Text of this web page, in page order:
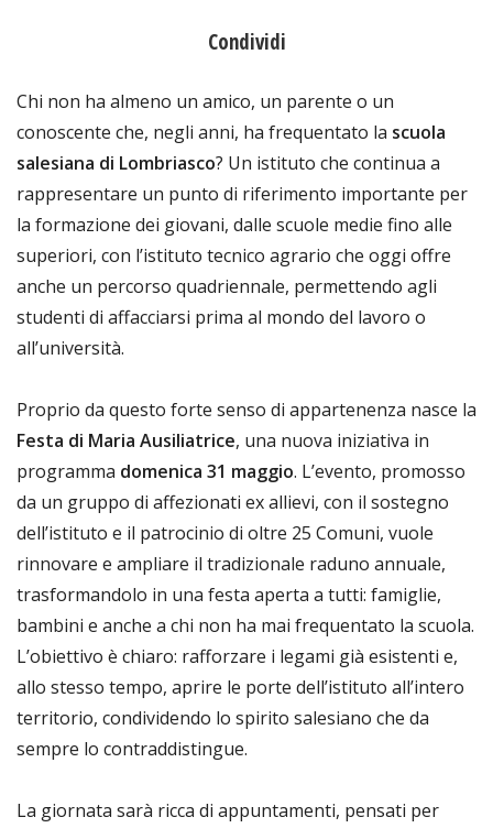
Condividi
Chi non ha almeno un amico, un parente o un
conoscente che, negli anni, ha frequentato la scuola
salesiana di Lombriasco? Un istituto che continua a
rappresentare un punto di riferimento importante per
la formazione dei giovani, dalle scuole medie fino alle
superiori, con l’istituto tecnico agrario che oggi offre
anche un percorso quadriennale, permettendo agli
studenti di affacciarsi prima al mondo del lavoro o
all’università.
Proprio da questo forte senso di appartenenza nasce la
Festa di Maria Ausiliatrice, una nuova iniziativa in
programma domenica 31 maggio. L’evento, promosso
da un gruppo di affezionati ex allievi, con il sostegno
dell’istituto e il patrocinio di oltre 25 Comuni, vuole
rinnovare e ampliare il tradizionale raduno annuale,
trasformandolo in una festa aperta a tutti: famiglie,
bambini e anche a chi non ha mai frequentato la scuola.
L’obiettivo è chiaro: rafforzare i legami già esistenti e,
allo stesso tempo, aprire le porte dell’istituto all’intero
territorio, condividendo lo spirito salesiano che da
sempre lo contraddistingue.
La giornata sarà ricca di appuntamenti, pensati per